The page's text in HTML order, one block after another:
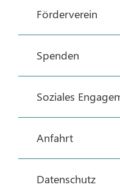
Förderverein
Spenden
Soziales
Anfahrt
Datenschutz